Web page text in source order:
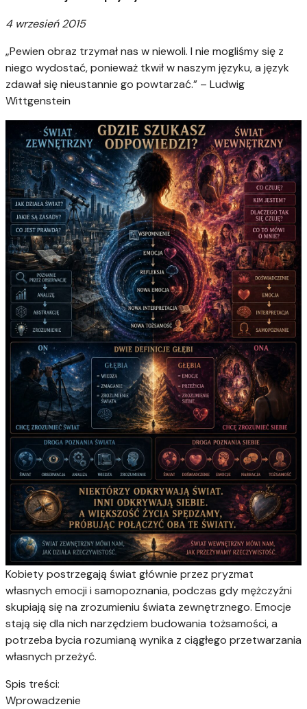
4 wrzesień 2015
„Pewien obraz trzymał nas w niewoli. I nie mogliśmy się z
niego wydostać, ponieważ tkwił w naszym języku, a język
zdawał się nieustannie go powtarzać.” – Ludwig
Wittgenstein
Kobiety postrzegają świat głównie przez pryzmat
własnych emocji i samopoznania, podczas gdy mężczyźni
skupiają się na zrozumieniu świata zewnętrznego. Emocje
stają się dla nich narzędziem budowania tożsamości, a
potrzeba bycia rozumianą wynika z ciągłego przetwarzania
własnych przeżyć.
Spis treści:
Wprowadzenie